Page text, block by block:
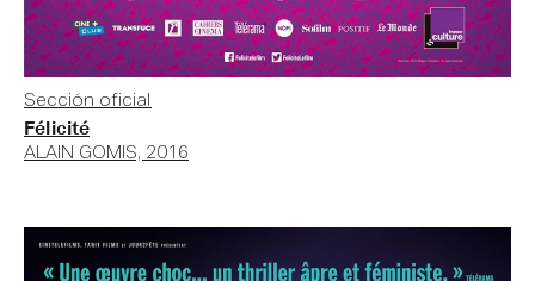
Sección oficial
Félicité
ALAIN GOMIS, 2016